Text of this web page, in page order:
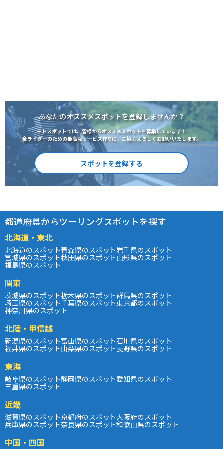
あなたのオススメスポットを登録しませんか？
モトスポットでは、皆様からオススメスポットを募集しています！
全ライダーのための最高なサービス作りに、ご協力よろしくお願いいたします。
スポットを登録する
都道府県からツーリングスポットを探す
北海道・東北
北海道のスポット青森県のスポット岩手県のスポット
宮城県のスポット秋田県のスポット山形県のスポット
福島県のスポット
関東
茨城県のスポット栃木県のスポット群馬県のスポット
埼玉県のスポット千葉県のスポット東京都のスポット
神奈川県のスポット
北陸・甲信越
新潟県のスポット富山県のスポット石川県のスポット
福井県のスポット山梨県のスポット長野県のスポット
東海
岐阜県のスポット静岡県のスポット愛知県のスポット
三重県のスポット
近畿
滋賀県のスポット京都府のスポット大阪府のスポット
兵庫県のスポット奈良県のスポット和歌山県のスポット
中国・四国